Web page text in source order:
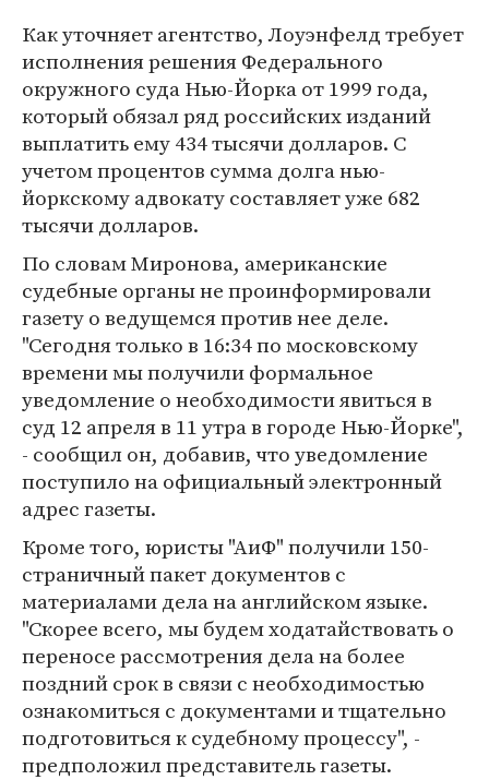
Как уточняет агентство, Лоуэнфелд требует
исполнения решения Федерального
окружного суда Нью-Йорка от 1999 года,
который обязал ряд российских изданий
выплатить ему 434 тысячи долларов. С
учетом процентов сумма долга нью-
йоркскому адвокату составляет уже 682
тысячи долларов.
По словам Миронова, американские
судебные органы не проинформировали
газету о ведущемся против нее деле.
"Сегодня только в 16:34 по московскому
времени мы получили формальное
уведомление о необходимости явиться в
суд 12 апреля в 11 утра в городе Нью-Йорке",
- сообщил он, добавив, что уведомление
поступило на официальный электронный
адрес газеты.
Кроме того, юристы "АиФ" получили 150-
страничный пакет документов с
материалами дела на английском языке.
"Скорее всего, мы будем ходатайствовать о
переносе рассмотрения дела на более
поздний срок в связи с необходимостью
ознакомиться с документами и тщательно
подготовиться к судебному процессу", -
предположил представитель газеты.